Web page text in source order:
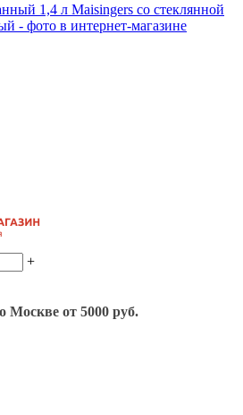
+
Москве от 5000 руб.